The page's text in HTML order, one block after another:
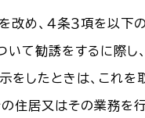
改め、４条３項を以下
て勧誘をするに際し
したときは、これを
住居又はその業務を